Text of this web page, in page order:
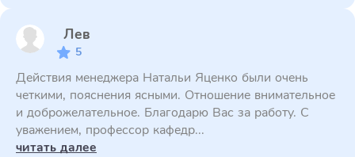
Лев
5
Действия менеджера Натальи Яценко были очень
четкими, пояснения ясными. Отношение внимательное
и доброжелательное. Благодарю Вас за работу. С
уважением, профессор кафедр...
читать далее